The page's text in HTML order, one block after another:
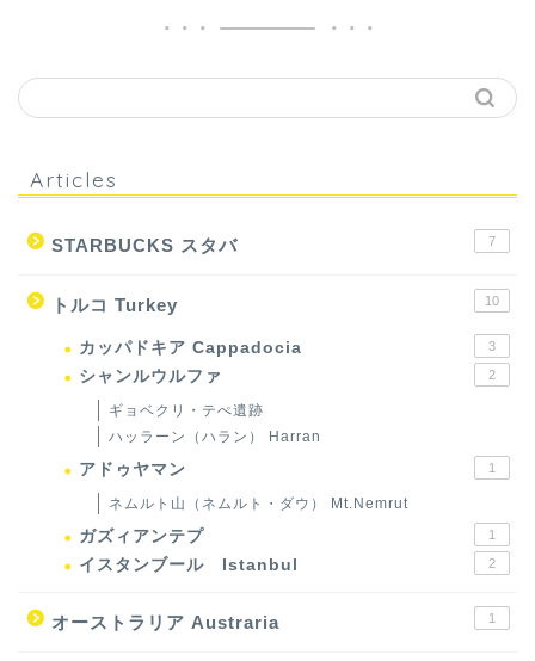
Articles
STARBUCKS スタバ 7
トルコ Turkey 10
カッパドキア Cappadocia 3
シャンルウルファ 2
ギョベクリ・テぺ遺跡
ハッラーン（ハラン） Harran
アドゥヤマン 1
ネムルト山（ネムルト・ダウ） Mt.Nemrut
ガズィアンテプ 1
イスタンブール Istanbul 2
オーストラリア Austraria 1